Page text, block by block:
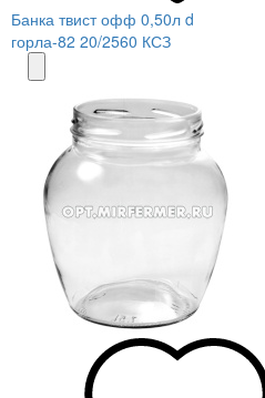
Банка твист офф 0,50л d
горла-82 20/2560 КСЗ